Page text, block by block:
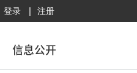
登录 | 注册
信息公开
信息公开